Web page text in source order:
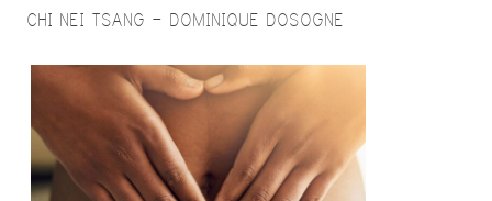
CHI NEI TSANG – DOMINIQUE DOSOGNE